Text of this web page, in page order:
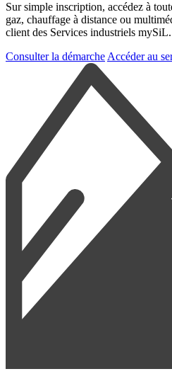
Sur simple inscription, accédez à
gaz, chauffage à distance ou
client des Services industriels mySiL.
Consulter la démarche Accéder au